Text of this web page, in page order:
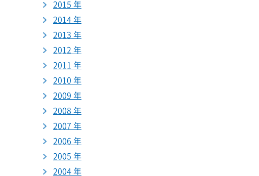
2015 年
2014 年
2013 年
2012 年
2011 年
2010 年
2009 年
2008 年
2007 年
2006 年
2005 年
2004 年